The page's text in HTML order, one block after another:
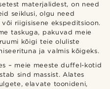
materjalidest, on need
seiklusi, olgu need
riigisisene ekspeditsioon.
taskuga, pakuvad meie
kõigi teie oluliste
ja valmis kõigeks.
– meie meeste duffel-kotid
sind massist. Alates
elavate toonideni,